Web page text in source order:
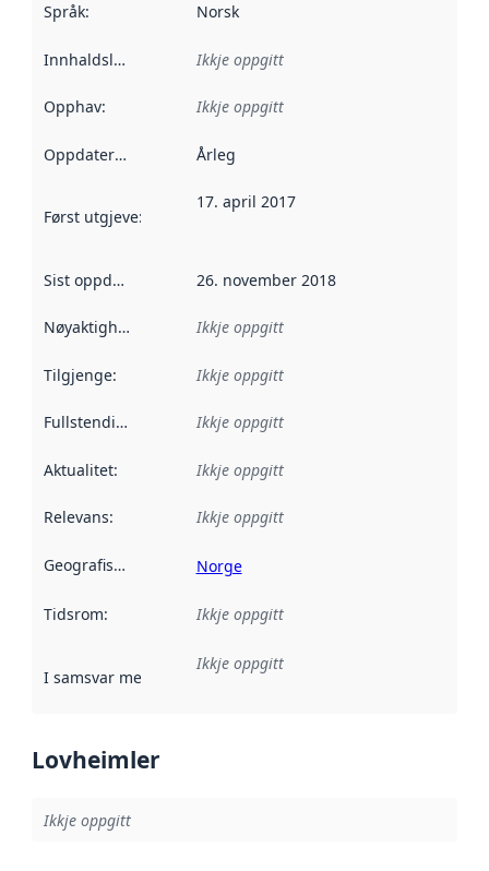
Språk: Norsk
Innhaldsleverandørar :
Ikkje oppgitt
Opphav: Ikkje oppgitt
Oppdateringsfrekvens :
Årleg
Først utgjeve: Denne datoen seier når dataa i dette
17. april 2017
Sist oppdatert 26. november 2018
Nøyaktigheit Ikkje oppgitt
Tilgjenge: Ikkje oppgitt
Fullstendigheit Ikkje oppgitt
Aktualitet: Ikkje oppgitt
Relevans: Ikkje oppgitt
Geografisk område Norge
Tidsrom: Ikkje oppgitt
I samsvar med Referanse til ei implementeringsregel eller
Ikkje oppgitt
Lovheimler
Ikkje oppgitt